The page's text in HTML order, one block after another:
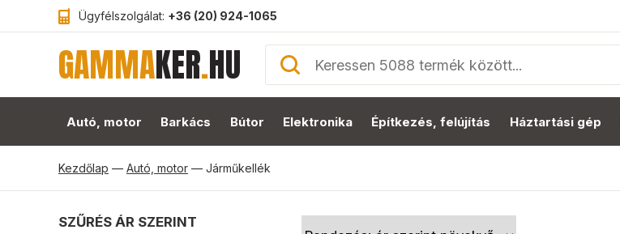
Ügyfélszolgálat: +36 (20) 924-1065
GAMMAKER.HU
Autó, motor Barkács Bútor Elektronika Építkezés, felújítás Háztartási gép
Kezdőlap — Autó, motor — Járműkellék
SZŰRÉS ÁR SZERINT